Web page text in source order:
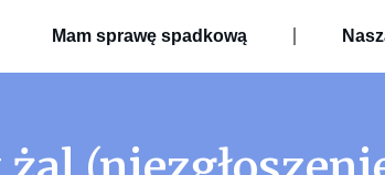
Mam sprawę spadkową